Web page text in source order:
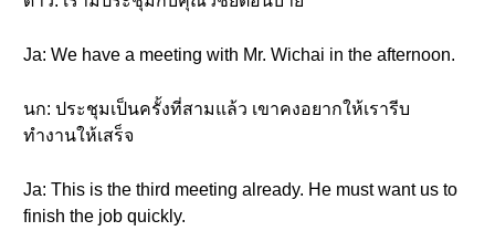
Ja: We have a meeting with Mr. Wichai in the afternoon.
นก: ประชุมเป็นครั้งที่สามแล้ว เขาคงอยากให้เรารีบ
ทำงานให้เสร็จ
Ja: This is the third meeting already. He must want us to
finish the job quickly.